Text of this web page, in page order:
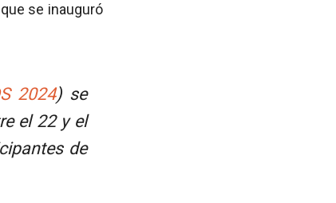
que se inauguró
2024) se
el 22 y el
de